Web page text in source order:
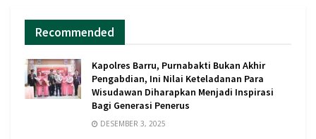
Recommended
Kapolres Barru, Purnabakti Bukan Akhir
Pengabdian, Ini Nilai Keteladanan Para
Wisudawan Diharapkan Menjadi Inspirasi
Bagi Generasi Penerus
DESEMBER 3, 2025